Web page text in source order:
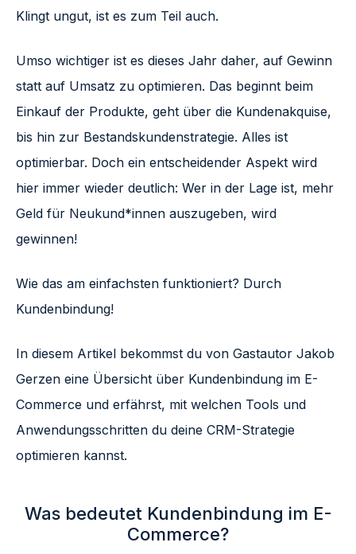
Klingt ungut, ist es zum Teil auch.
Umso wichtiger ist es dieses Jahr daher, auf Gewinn
statt auf Umsatz zu optimieren. Das beginnt beim
Einkauf der Produkte, geht über die Kundenakquise,
bis hin zur Bestandskundenstrategie. Alles ist
optimierbar. Doch ein entscheidender Aspekt wird
hier immer wieder deutlich: Wer in der Lage ist, mehr
Geld für Neukund*innen auszugeben, wird
gewinnen!
Wie das am einfachsten funktioniert? Durch
Kundenbindung!
In diesem Artikel bekommst du von Gastautor Jakob
Gerzen eine Übersicht über Kundenbindung im E-
Commerce und erfährst, mit welchen Tools und
Anwendungsschritten du deine CRM-Strategie
optimieren kannst.
Was bedeutet Kundenbindung im E-
Commerce?